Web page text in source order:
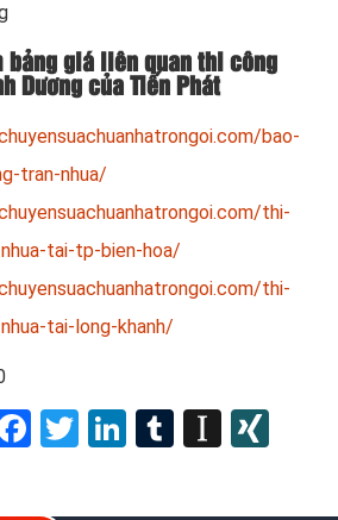
bảng giá liên quan thi công
Dương của Tiến Phát
bao-
tran-nhua/
thi-
tai-tp-bien-hoa/
thi-
tai-long-khanh/
Facebook
TwitterLinkedIn
Tumblr